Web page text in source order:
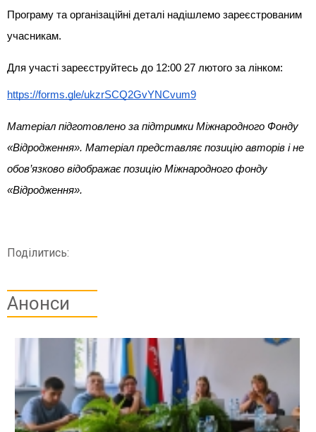
Програму та організаційні деталі надішлемо зареєстрованим
учасникам.
Для участі зареєструйтесь до 12:00 27 лютого за лінком:
https://forms.gle/ukzrSCQ2GvYNCvum9
Матеріал підготовлено за підтримки Міжнародного Фонду
«Відродження». Матеріал представляє позицію авторів і не
обов’язково відображає позицію Міжнародного фонду
«Відродження».
Поділитись:
Анонси